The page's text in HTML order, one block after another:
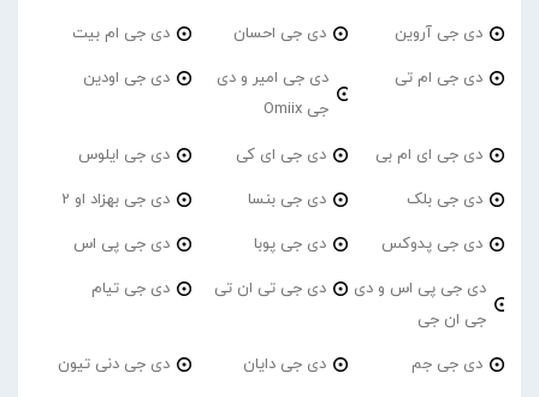
دی جی آروین دی جی احسان دی جی ام بیت
دی جی ام تی
دی جی امیر و دی
جی Omiix
دی جی اودین
دی جی ای ام بی دی جی ای کی دی جی ایلوس
دی جی بلک دی جی بنسا دی جی بهزاد او 2
دی جی پدوکس دی جی پوبا دی جی پی اس
دی جی پی اس و دی
جی ان جی
دی جی تی ان تی دی جی تیام
دی جی جم دی جی دایان دی جی دنی تیون